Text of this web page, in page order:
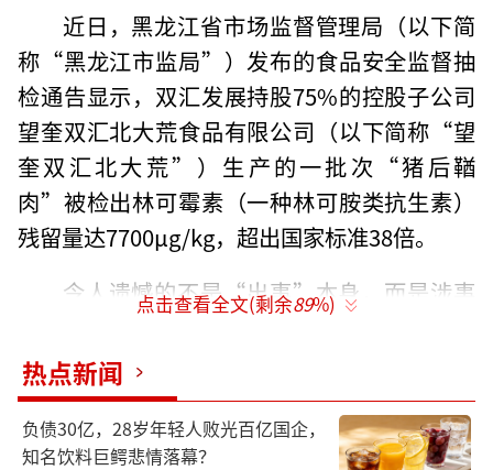
近日，黑龙江省市场监督管理局（以下简
称“黑龙江市监局”）发布的食品安全监督抽
检通告显示，双汇发展持股75%的控股子公司
望奎双汇北大荒食品有限公司（以下简称“望
奎双汇北大荒”）生产的一批次“猪后鞧
肉”被检出林可霉素（一种林可胺类抗生素）
残留量达7700μg/kg，超出国家标准38倍。
令人遗憾的不是“出事”本身，而是涉事
性提出异议，但被黑龙江市监局驳回。且双汇
还称“是上游养殖环节”问题。双汇的产品力
和品牌力就这样逐渐被消磨。
点击查看全文(剩余89%)
热点新闻
负债30亿，28岁年轻人败光百亿国企，
知名饮料巨鳄悲情落幕？